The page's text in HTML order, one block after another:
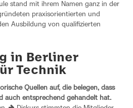
stand mit ihrem Namen ganz in der
praxisorientierten und
Ausbildung von qualifizierten
in Berliner
Technik
Quellen auf, die belegen, dass
auch entsprechend gehandelt hat.